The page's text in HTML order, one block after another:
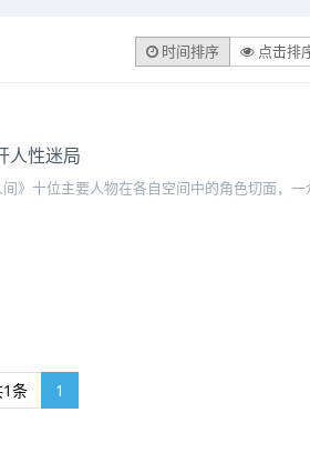
时间排序 点击排
人性迷局
》十位主要人物在各自空间中的角色切面，
条 1